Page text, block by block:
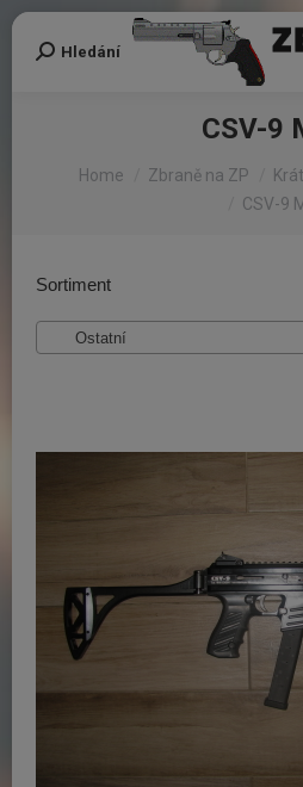
Search:
Hledání
CSV-9
You are here:
Home Zbraně na ZP
CSV-9
Sortiment
Ostatní